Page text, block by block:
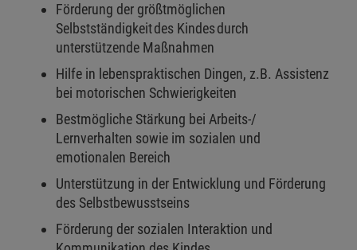
Förderung der größtmöglichen
Selbstständigkeit des Kindes durch
unterstützende Maßnahmen
Hilfe in lebenspraktischen Dingen, z.B. Assistenz
bei motorischen Schwierigkeiten
Bestmögliche Stärkung bei Arbeits-/
Lernverhalten sowie im sozialen und
emotionalen Bereich
Unterstützung in der Entwicklung und Förderung
des Selbstbewusstseins
Förderung der sozialen Interaktion und